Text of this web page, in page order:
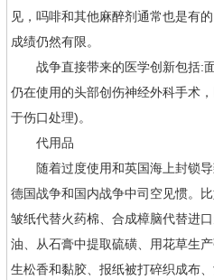
见，吗啡和其他麻醉剂通常也是有
成绩仍然有限。
战争直接带来的医学创新包括:
仍在使用的头部创伤神经外科手术
于伤口处理)。
代用品
随着过度使用和英国海上封锁
德国战争和国内战争中司空见惯。
皱纸代替火药棉、合成樟脑代替进
油、从石膏中提取硫磺、用花草生
生松香和黏胶、报纸被打碎织成布